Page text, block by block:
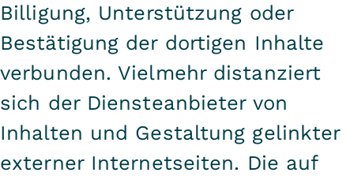
Billigung, Unterstützung oder
Bestätigung der dortigen Inhalte
verbunden. Vielmehr distanziert
sich der Diensteanbieter von
Inhalten und Gestaltung gelinkter
externer Internetseiten. Die auf